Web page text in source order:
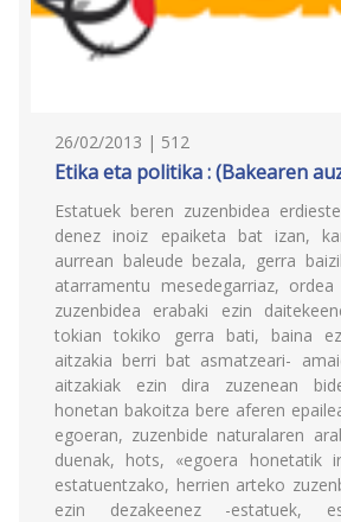
26/02/2013 | 512
Etika eta politika : (Bakearen
Estatuek beren zuzenbidea
denez inoiz epaiketa bat izan,
aurrean baleude bezala, gerra
atarramentu mesedegarriaz,
zuzenbidea erabaki ezin
tokian tokiko gerra bati, baina
aitzakia berri bat asmatzeari-
aitzakiak ezin dira zuzenean
honetan bakoitza bere aferen
egoeran, zuzenbide naturalaren
duenak, hots, «egoera honetatik
estatuentzako, herrien arteko
ezin dezakeenez -estatuek,